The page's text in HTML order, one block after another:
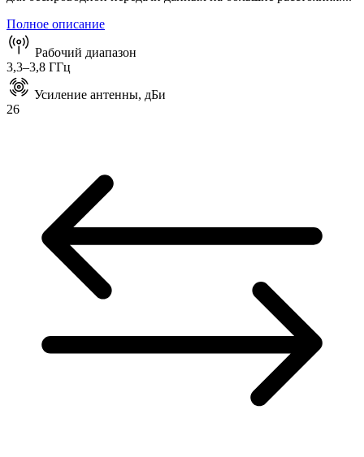
Полное описание
Рабочий диапазон
3,3–3,8 ГГц
Усиление антенны, дБи
26